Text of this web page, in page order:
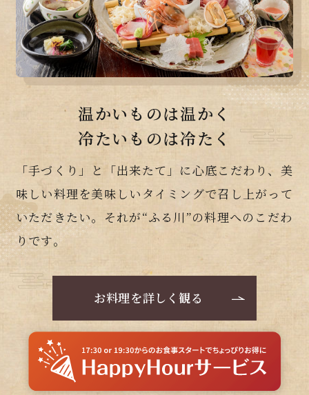
温かいものは温かく
冷たいものは冷たく
「手づくり」と「出来たて」に心底こだわり、美
味しい料理を美味しいタイミングで召し上がって
いただきたい。それが“ふる川”の料理へのこだわ
りです。
お料理を詳しく観る